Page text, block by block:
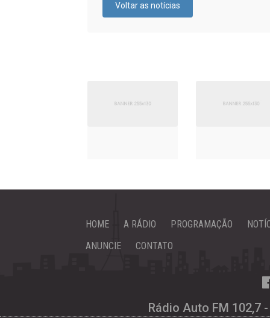
Voltar as notícias
HOME A RÁDIO PROGRAMAÇÃO
ANUNCIE
CONTATO
Rádio Auto FM 102,7